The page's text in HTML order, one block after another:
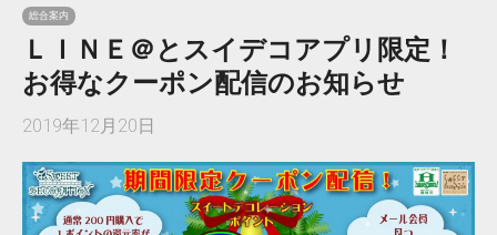
総合案内
ＬＩＮＥ＠とスイデコアプリ限定！
お得なクーポン配信のお知らせ
2019年12月20日